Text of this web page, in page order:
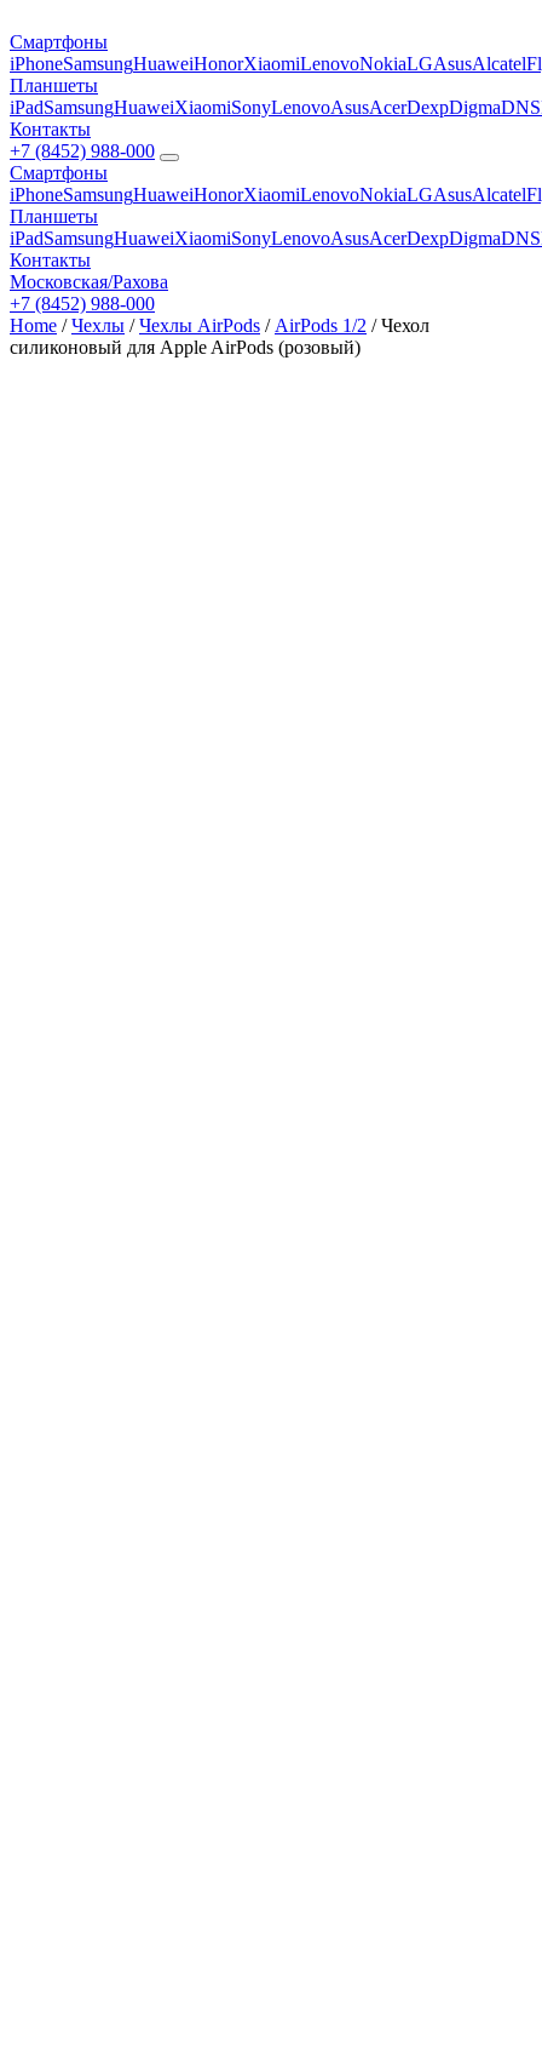
Смартфоны
iPhoneSamsungHuaweiHonorXiaomiLenovoNokiaLGAsusAlcatel
Планшеты
iPadSamsungHuaweiXiaomiSonyLenovoAsusAcerDexpDigmaDNS
Контакты
+7 (8452) 988-000
Смартфоны
iPhoneSamsungHuaweiHonorXiaomiLenovoNokiaLGAsusAlcatel
Планшеты
iPadSamsungHuaweiXiaomiSonyLenovoAsusAcerDexpDigmaDNS
Контакты
Московская/Рахова
+7 (8452) 988-000
Home /Чехлы /Чехлы AirPods / AirPods 1/2 / Чехол
силиконовый для Apple AirPods (розовый)